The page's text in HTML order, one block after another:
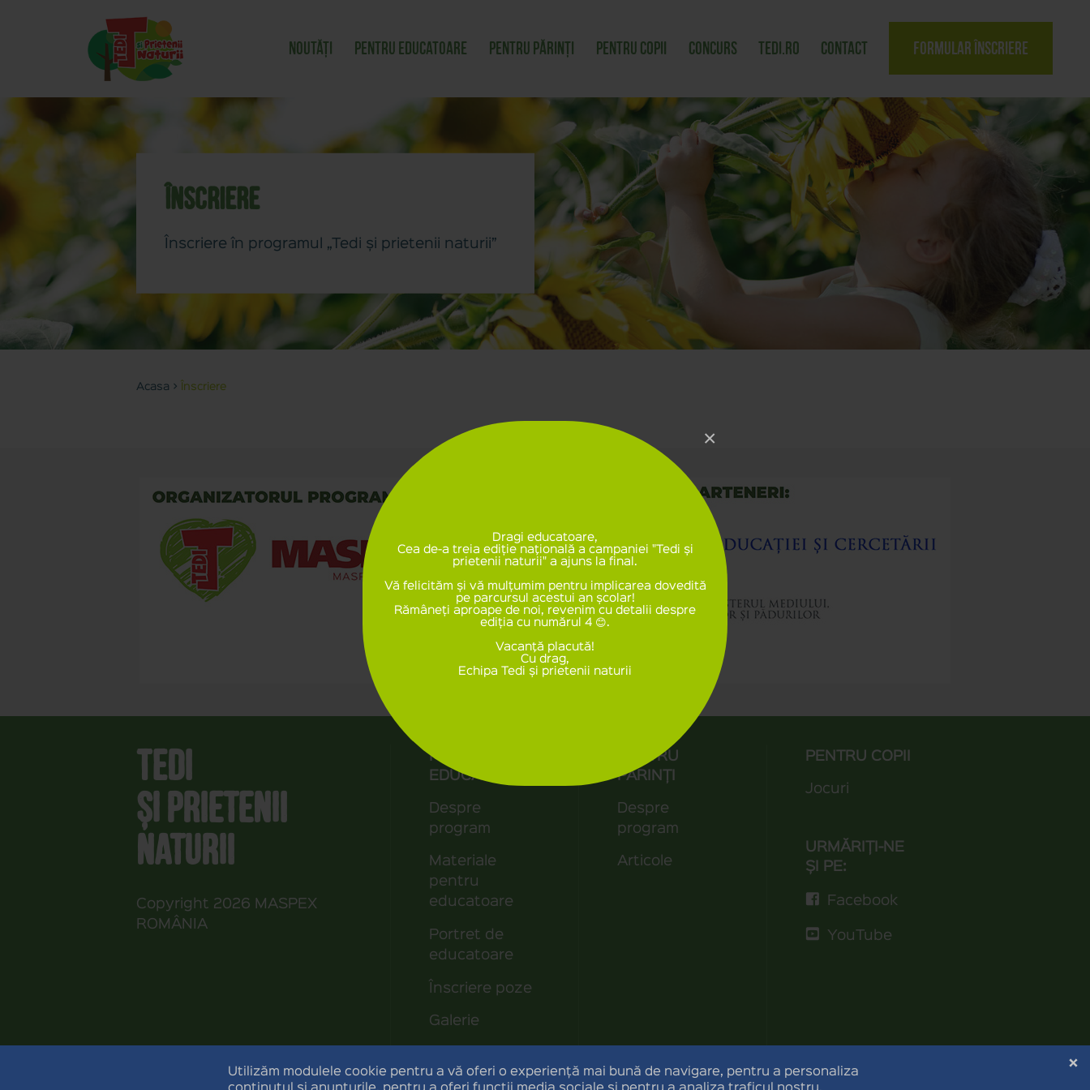
×
Dragi educatoare,
Cea de-a treia ediție naţională a campaniei "Tedi și
prietenii naturii" a ajuns la final.
Vă felicităm și vă mulțumim pentru implicarea dovedită
pe parcursul acestui an școlar!
Rămâneți aproape de noi, revenim cu detalii despre
ediția cu numărul 4 😊.
Vacanţă placută!
Cu drag,
Echipa Tedi și prietenii naturii
Noutăți Pentru educatoare Pentru părinți Pentru copii Concurs tedi.ro Contact Formular înscriere
Înscriere
Înscriere în programul „Tedi și prietenii naturii”
Acasa > Înscriere
Tedi
și prietenii
naturii
Copyright 2026 MASPEX
ROMÂNIA
PENTRU
EDUCATORI
Despre
program
Materiale
pentru
educatoare
Portret de
educatoare
Înscriere poze
Galerie
Regulile
programului
PENTRU
PĂRINȚI
Despre
program
Articole
PENTRU COPII
Jocuri
URMĂRIȚI-NE
ȘI PE:
Facebook
YouTube